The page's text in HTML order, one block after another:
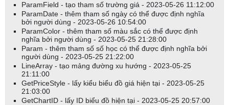
ParamField - tạo tham số trường giá - 2023-05-26 11:12:00
ParamDate - thêm tham số ngày có thể được định nghĩa
bởi người dùng - 2023-05-26 10:54:00
ParamColor - thêm tham số màu sắc có thể được định
nghĩa bởi người dùng - 2023-05-25 21:28:00
Param - thêm tham số số học có thể được định nghĩa bởi
người dùng - 2023-05-25 21:22:00
LineArray - tạo mảng đường xu hướng - 2023-05-25
21:11:00
GetPriceStyle - lấy kiểu biểu đồ giá hiện tại - 2023-05-25
21:03:00
GetChartID - lấy ID biểu đồ hiện tại - 2023-05-25 20:57:00